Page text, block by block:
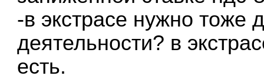
-в экстрасе нужно тоже
деятельности? в
есть.